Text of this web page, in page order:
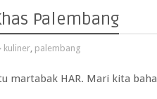
Palembang
kuliner, palembang
martabak HAR. Mari kita